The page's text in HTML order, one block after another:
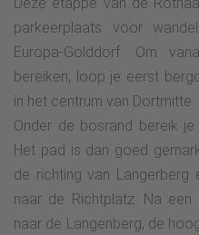
parkeerplaats voor
Europa-Golddorf. Om
bereiken, loop je eerst
in het centrum van Dortmitte.
Onder de bosrand bereik
Het pad is dan goed
de richting van Langerberg
naar de Richtplatz. Na
naar de Langenberg, de